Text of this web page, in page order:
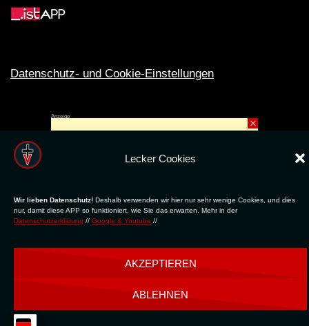
Lecker Cookies
Wir lieben Datenschutz! Deshalb verwenden wir hier nur sehr wenige Cookies, und dies
nur, damit diese APP so funktioniert, wie Sie das erwarten. Mehr in der
Datenschutzerklärung // Google & Youtube //
AKZEPTIEREN
ABLEHNEN
Datenschutz- und Cookie-Einstellungen
Rechte ins All © 2024. Erstellt mit
|NUTZUNG
Anzeige
×